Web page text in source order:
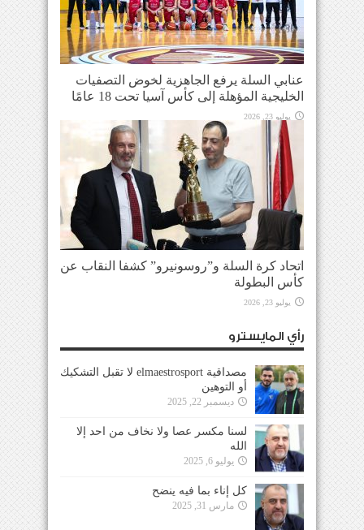
عنابي السلة يرفع الجاهزية لخوض التصفيات
الخليجية المؤهلة إلى كأس آسيا تحت 18 عامًا
يوليو 23, 2026
اتحاد كرة السلة و”روسونيرو” كشفا النقاب عن
كأس البطولة
يوليو 23, 2026
رأي المايسترو
مصداقية elmaestrosport لا تقبل التشكيك
أو التوهين
ديسمبر 22, 2025
لسنا مكسر عصا ولا نخاف من احد إلا
الله
يوليو 6, 2025
كل إناء بما فيه ينضح
مارس 31, 2025